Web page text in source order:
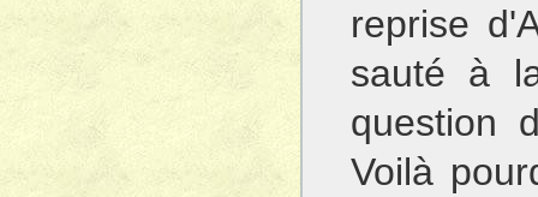
reprise
sauté à
question
Voilà